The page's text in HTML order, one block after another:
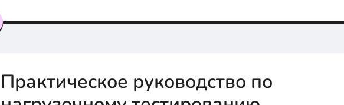
Практическое руководство по